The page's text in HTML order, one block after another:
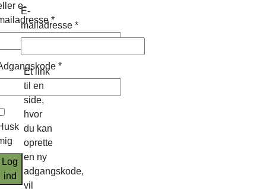
e-
*
*
Log
ind
E-
mailadresse *
Et link
til en
side,
hvor
du kan
oprette
en ny
adgangskode,
vil